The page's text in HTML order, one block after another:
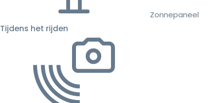
Zonnepaneel
Tijdens het rijden